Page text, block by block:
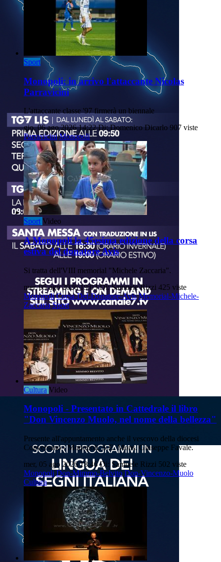
Sport
Monopoli: in arrivo l'attaccante Nicolas
Parravicini
L'attaccante classe '97 firmerà un biennale
gio, 06 ago 2026 14:22 Di: Domenico Dicarlo 907 viste
Parravicini Monopoli
Sport Video
A Monopoli la 45esima edizione della corsa
estiva del donatore Avis
Si tratta dell'VIII memorial "Michele Zaccaria".
mer, 05 ago 2026 19:03 Di: Samuele Rizzi 425 viste
Monopoli Corsa-Del-Donatore-Avis Memorial-Michele-
Zaccaria Sport
Cultura Video
Monopoli - Presentato in Cattedrale il libro
"Don Vincenzo Muolo, nel nome della bellezza"
Presente all'appuntamento anche il vescovo della diocesi
Conversano - Monopoli, S.E. Mons. Giuseppe Favale.
mer, 05 ago 2026 18:46 Di: Samuele Rizzi 502 viste
Monopoli Don-Mimmo-Belvito Don-Vincenzo-Muolo
Cultura